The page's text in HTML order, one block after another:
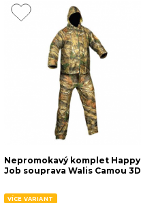
Nepromokavý komplet Happy
Job souprava Walis Camou 3D
VÍCE VARIANT